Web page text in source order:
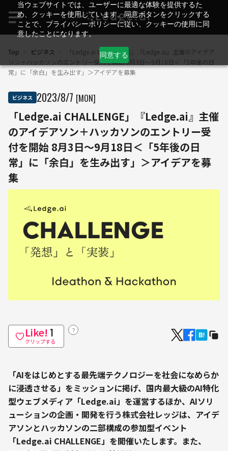
当ウェブサイトでは、ユーザーに最適な体験を提供するた
め、クッキーを使用しています。同意ボタンをクリックする
ことで、プライバシーポリシーに従い、クッキーの使用に同
意したことになります。
同意する
Top ビジネス
「Ledge.ai CHALLENGE」『Ledge.ai』主催のアイデア
ソン＋ハッカソンのエントリー受付を開始 8月3日〜9月18日＜「5年後の日
常」に「余白」を生み出す」＞アイデアを募集
ビジネス 2023/8/7 [MON]
「Ledge.ai CHALLENGE」『Ledge.ai』主催
のアイデアソン＋ハッカソンのエントリー受
付を開始 8月3日〜9月18日＜「5年後の日
常」に「余白」を生み出す」＞アイデアを募
集
Like! 1
クリップする
？
「AIをはじめとする最先端テクノロジーを社会になめらか
に浸透させる」をミッションに掲げ、国内最大級のAI特化
型ウェブメディア「Ledge.ai」を運営するほか、AIソリ
ューションの企画・開発を行う株式会社レッジは、アイデ
アソンとハッカソンの二部構成の参加型イベント
「Ledge.ai CHALLENGE」を開催いたします。また、